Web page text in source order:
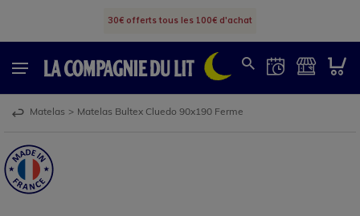
30€ offerts tous les 100€ d'achat
Matelas > Matelas Bultex Cluedo 90x190 Ferme